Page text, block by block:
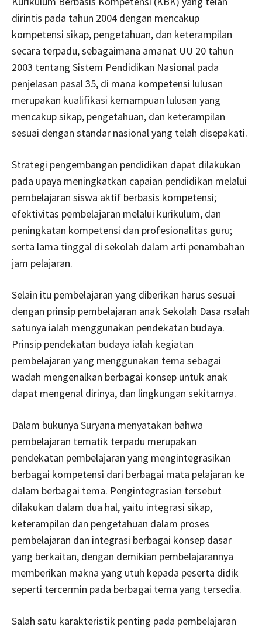
dirintis pada tahun 2004 dengan mencakup
kompetensi sikap, pengetahuan, dan keterampilan
secara terpadu, sebagaimana amanat UU 20 tahun
2003 tentang Sistem Pendidikan Nasional pada
penjelasan pasal 35, di mana kompetensi lulusan
merupakan kualifikasi kemampuan lulusan yang
mencakup sikap, pengetahuan, dan keterampilan
sesuai dengan standar nasional yang telah disepakati.
Strategi pengembangan pendidikan dapat dilakukan
pada upaya meningkatkan capaian pendidikan melalui
pembelajaran siswa aktif berbasis kompetensi;
efektivitas pembelajaran melalui kurikulum, dan
peningkatan kompetensi dan profesionalitas guru;
serta lama tinggal di sekolah dalam arti penambahan
jam pelajaran.
Selain itu pembelajaran yang diberikan harus sesuai
dengan prinsip pembelajaran anak Sekolah Dasa rsalah
satunya ialah menggunakan pendekatan budaya.
Prinsip pendekatan budaya ialah kegiatan
pembelajaran yang menggunakan tema sebagai
wadah mengenalkan berbagai konsep untuk anak
dapat mengenal dirinya, dan lingkungan sekitarnya.
Dalam bukunya Suryana menyatakan bahwa
pembelajaran tematik terpadu merupakan
pendekatan pembelajaran yang mengintegrasikan
berbagai kompetensi dari berbagai mata pelajaran ke
dalam berbagai tema. Pengintegrasian tersebut
dilakukan dalam dua hal, yaitu integrasi sikap,
keterampilan dan pengetahuan dalam proses
pembelajaran dan integrasi berbagai konsep dasar
yang berkaitan, dengan demikian pembelajarannya
memberikan makna yang utuh kepada peserta didik
seperti tercermin pada berbagai tema yang tersedia.
Salah satu karakteristik penting pada pembelajaran